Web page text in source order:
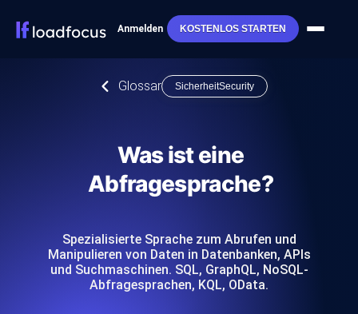
Anmelden KOSTENLOS STARTEN
Glossar SicherheitSecurity
Was ist eine
Abfragesprache?
Spezialisierte Sprache zum Abrufen und
Manipulieren von Daten in Datenbanken, APIs
und Suchmaschinen. SQL, GraphQL, NoSQL-
Abfragesprachen, KQL, OData.